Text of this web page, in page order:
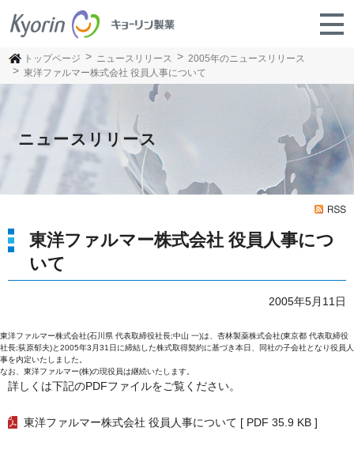
トップページ ニュースリリース
2005年のニュースリリース
東洋ファルマー株式会社 役員人事について
ニュースリリース
東洋ファルマー株式会社 役員人事につ
いて
2005年5月11日
東洋ファルマー株式会社(石川県 代表取締役社長;中山 一)は、杏林製薬株式会社(東京都 代表取締役
社長;荻原郁夫)と2005年3月31日に締結した株式取得契約に基づき本日、同社の子会社となり役員人
事を内定いたしました。
なお、東洋ファルマー(株)の現役員は継続いたします。
詳しくは下記のPDFファイルをご覧ください。
東洋ファルマー株式会社 役員人事について [ PDF 35.9 KB ]